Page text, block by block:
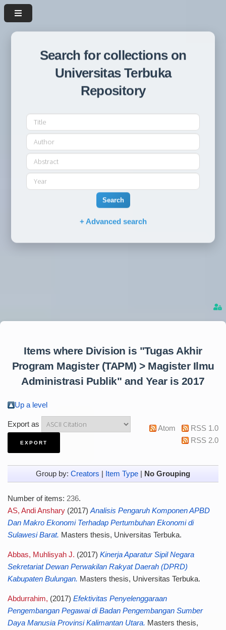
Search for collections on
Universitas Terbuka
Repository
Search
+ Advanced search
Items where Division is "Tugas Akhir
Program Magister (TAPM) > Magister Ilmu
Administrasi Publik" and Year is 2017
Up a level
Export as Atom
RSS 1.0
RSS 2.0
Group by: Creators Item Type No Grouping
Number of items: 236.
AS, Andi Anshary(2017)Analisis Pengaruh Komponen APBD
Dan Makro Ekonomi Terhadap Pertumbuhan Ekonomi di
Sulawesi Barat. Masters thesis, Universitas Terbuka.
Abbas, Muhlisyah J. (2017) Kinerja Aparatur Sipil Negara
Sekretariat Dewan Perwakilan Rakyat Daerah (DPRD)
Kabupaten Bulungan. Masters thesis, Universitas Terbuka.
Abdurrahim, (2017) Efektivitas Penyelenggaraan
Pengembangan Pegawai di Badan Pengembangan Sumber
Daya Manusia Provinsi Kalimantan Utara. Masters thesis,